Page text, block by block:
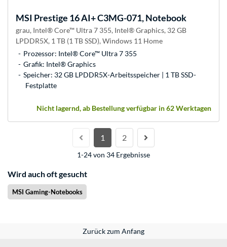
MSI Prestige 16 AI+ C3MG-071, Notebook
grau, Intel® Core™ Ultra 7 355, Intel® Graphics, 32 GB
LPDDR5X, 1 TB (1 TB SSD), Windows 11 Home
Prozessor: Intel® Core™ Ultra 7 355
Grafik: Intel® Graphics
Speicher: 32 GB LPDDR5X-Arbeitsspeicher | 1 TB SSD-
Festplatte
Nicht lagernd, ab Bestellung verfügbar in 62 Werktagen
1 2
1-24 von 34 Ergebnisse
Wird auch oft gesucht
MSI Gaming-Notebooks
Zurück zum Anfang